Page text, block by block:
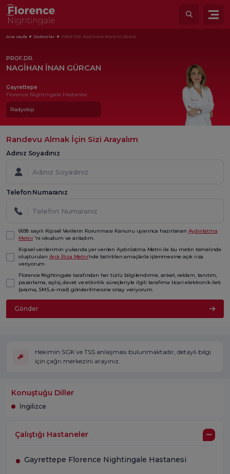
Ana sayfa Doktorlar PROF.DR. NAGİHAN İNAN GÜRCAN
PROF.DR.
NAGİHAN İNAN GÜRCAN
Gayrettepe
Florence Nightingale Hastanesi
Radyoloji
Randevu Almak İçin Sizi Arayalım
Adınız Soyadınız
Telefon Numaranız
6698 sayılı Kişisel Verilerin Korunması Kanunu uyarınca hazırlanan Aydınlatma
Metni 'ni okudum ve anladım.
Kişisel verilerimin yukarıda yer verilen Aydınlatma Metni ile bu metin temelinde
oluşturulan Açık Rıza Metni’nde belirtilen amaçlarla işlenmesine açık rıza
veriyorum.
Florence Nightingale tarafından her türlü bilgilendirme, anket, reklam, tanıtım,
pazarlama, açılış, davet ve etkinlik süreçleriyle ilgili tarafıma ticari elektronik ileti
(arama, SMS, e-mail) gönderilmesine onay veriyorum.
Gönder
Hekimin SGK ve TSS anlaşması bulunmaktadır, detaylı bilgi
için çağrı merkezini arayınız.
Konuştuğu Diller
İngilizce
Çalıştığı Hastaneler
Gayrettepe Florence Nightingale Hastanesi